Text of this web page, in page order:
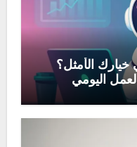
خيارك الأمثل؟
اليومي